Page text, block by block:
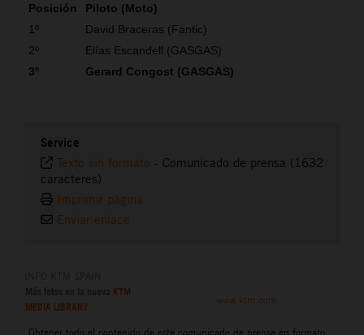
Posición
Piloto (Moto)
1º
David Braceras (Fantic)
2º
Elías Escandell (GASGAS)
3º
Gerard Congost (GASGAS)
Service
Texto sin formato - Comunicado de prensa (1632
caracteres)
Imprimir página
Enviar enlace
KTM
MEDIA LIBRARY
www.ktm.com
Obtener todo el contenido de este comunicado de prensa en formato